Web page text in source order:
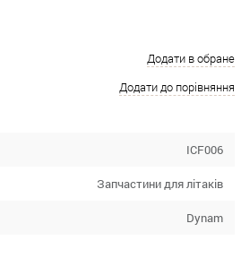
Додати в обране
Додати до порівняння
ICF006
Запчастини для літаків
Dynam